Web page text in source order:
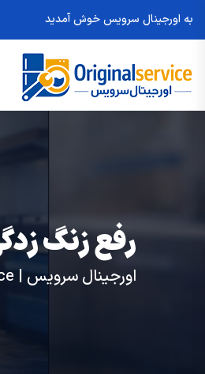
به اورجینال سرویس خوش آمدید
رفع زنگ
اورجینال سرویس | Originalservice